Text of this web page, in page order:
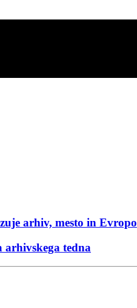
arhiv, mesto in Evropo
tedna